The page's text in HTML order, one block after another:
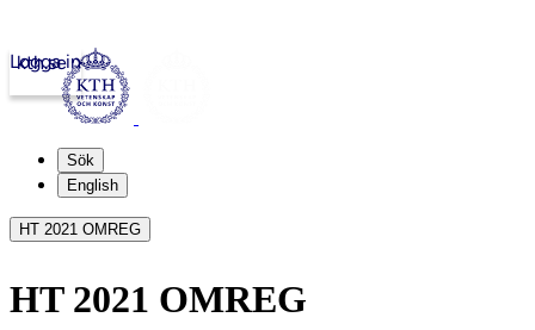
kth.se
Logga in
Sök
English
HT 2021 OMREG
HT 2021 OMREG